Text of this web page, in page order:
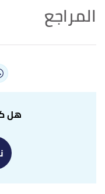
المراجع
22/12/2021.
"10 Life Skills
22/12/2021. Edited.
هل